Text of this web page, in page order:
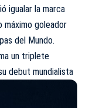
igualar la marca
máximo goleador
del Mundo.
un triplete
debut mundialista